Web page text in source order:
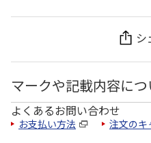
シ
マークや記載内容につ
よくあるお問い合わせ
お支払い方法 注文のキ